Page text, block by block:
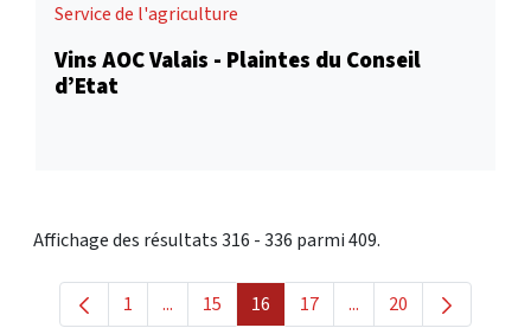
Service de l'agriculture
Vins AOC Valais - Plaintes du Conseil
d’Etat
Affichage des résultats 316 - 336 parmi 409.
Page
1 ...Pages intermédiaires Utilisez TAB pour
Page
15 Page
16 Page
17 ...Pages intermédiaires
Page
20